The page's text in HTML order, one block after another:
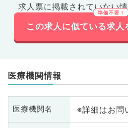
求人票に掲載されていない
この求人に似ている求人
医療機関情報
医療機関名 ※詳細はお問